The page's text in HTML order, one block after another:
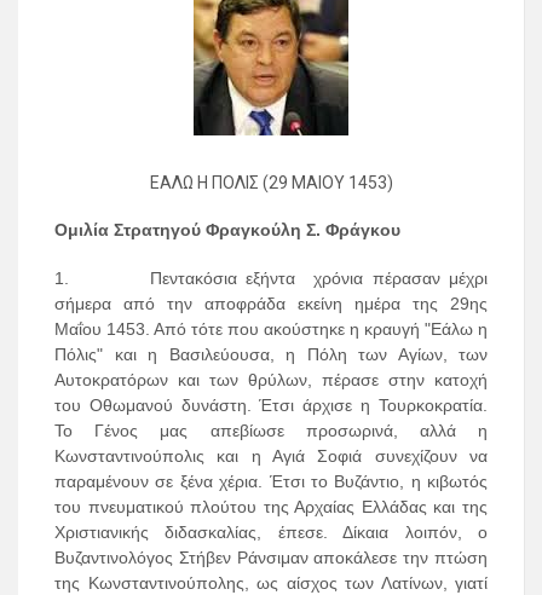
ΕΑΛΩ Η ΠΟΛΙΣ (29 ΜΑΙΟΥ 1453)
Ομιλία Στρατηγού Φραγκούλη Σ. Φράγκου
1. Πεντακόσια εξήντα χρόνια πέρασαν μέχρι
σήμερα από την αποφράδα εκείνη ημέρα της 29ης
Μαΐου 1453. Από τότε που ακούστηκε η κραυγή "Εάλω η
Πόλις" και η Βασιλεύουσα, η Πόλη των Αγίων, των
Αυτοκρατόρων και των θρύλων, πέρασε στην κατοχή
του Οθωμανού δυνάστη. Έτσι άρχισε η Τουρκοκρατία.
Το Γένος μας απεβίωσε προσωρινά, αλλά η
Κωνσταντινούπολις και η Αγιά Σοφιά συνεχίζουν να
παραμένουν σε ξένα χέρια. Έτσι το Βυζάντιο, η κιβωτός
του πνευματικού πλούτου της Αρχαίας Ελλάδας και της
Χριστιανικής διδασκαλίας, έπεσε. Δίκαια λοιπόν, ο
Βυζαντινολόγος Στήβεν Ράνσιμαν αποκάλεσε την πτώση
της Κωνσταντινούπολης, ως αίσχος των Λατίνων, γιατί